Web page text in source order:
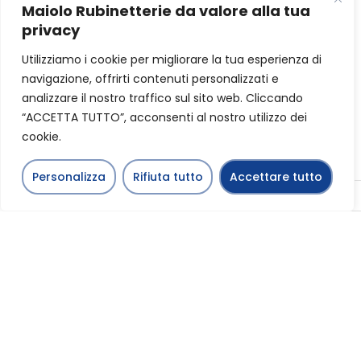
Maiolo Rubinetterie da valore alla tua
privacy
Utilizziamo i cookie per migliorare la tua esperienza di
navigazione, offrirti contenuti personalizzati e
analizzare il nostro traffico sul sito web. Cliccando
“ACCETTA TUTTO”, acconsenti al nostro utilizzo dei
cookie.
Personalizza Rifiuta tutto Accettare tutto
Nickel-Plated
Automatic Air Vent
Valve
Yellow Automatic Air
Vent Valve
English